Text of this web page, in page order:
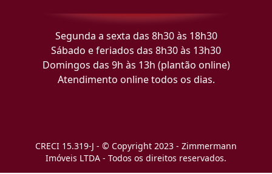
Segunda a sexta das 8h30 às 18h30
Sábado e feriados das 8h30 às 13h30
Domingos das 9h às 13h (plantão online)
Atendimento online todos os dias.
CRECI 15.319-J - © Copyright 2023 - Zimmermann
Imóveis LTDA - Todos os direitos reservados.